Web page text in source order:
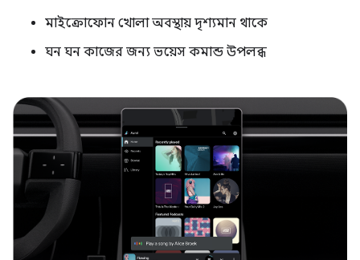
মাইক্রোফোন খোলা অবস্থায় দৃশ্যমান থাকে
ঘন ঘন কাজের জন্য ভয়েস কমান্ড উপলব্ধ